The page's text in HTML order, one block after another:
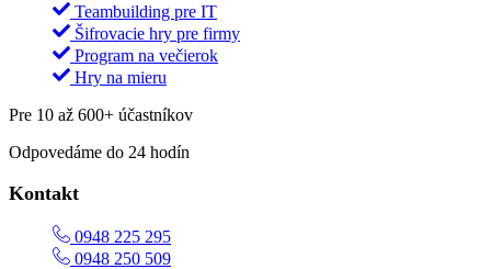
Teambuilding pre IT
Šifrovacie hry pre firmy
Program na večierok
Hry na mieru
Pre 10 až 600+ účastníkov
Odpovedáme do 24 hodín
Kontakt
0948 225 295
0948 250 509